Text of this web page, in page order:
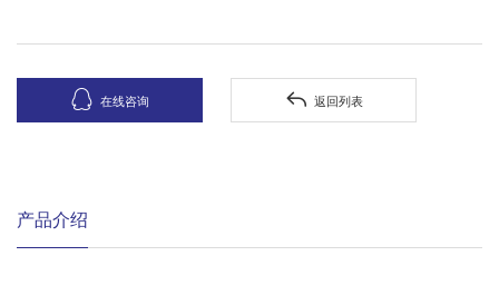
 在线咨询  返回列表
产品介绍